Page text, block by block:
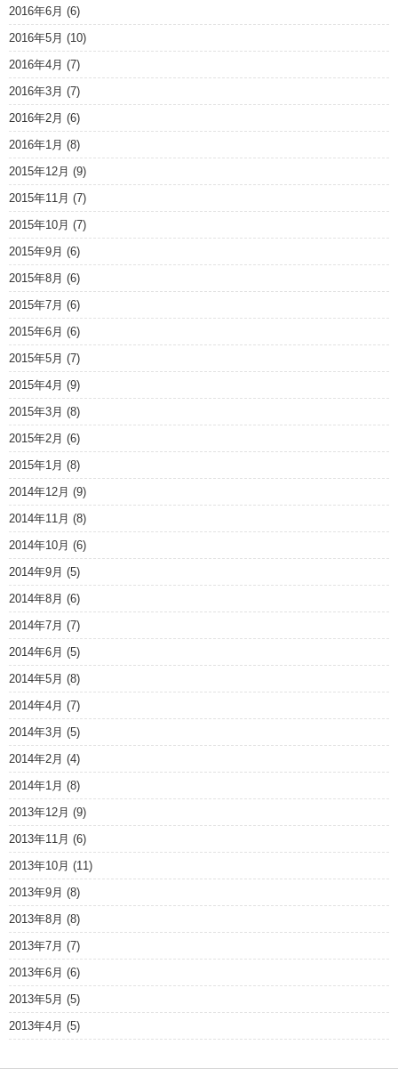
2016年6月 (6)
2016年5月 (10)
2016年4月 (7)
2016年3月 (7)
2016年2月 (6)
2016年1月 (8)
2015年12月 (9)
2015年11月 (7)
2015年10月 (7)
2015年9月 (6)
2015年8月 (6)
2015年7月 (6)
2015年6月 (6)
2015年5月 (7)
2015年4月 (9)
2015年3月 (8)
2015年2月 (6)
2015年1月 (8)
2014年12月 (9)
2014年11月 (8)
2014年10月 (6)
2014年9月 (5)
2014年8月 (6)
2014年7月 (7)
2014年6月 (5)
2014年5月 (8)
2014年4月 (7)
2014年3月 (5)
2014年2月 (4)
2014年1月 (8)
2013年12月 (9)
2013年11月 (6)
2013年10月 (11)
2013年9月 (8)
2013年8月 (8)
2013年7月 (7)
2013年6月 (6)
2013年5月 (5)
2013年4月 (5)